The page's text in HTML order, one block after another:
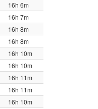
16h 6m
16h 7m
16h 8m
16h 8m
16h 10m
16h 10m
16h 11m
16h 11m
16h 10m